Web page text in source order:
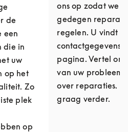
de
een
die in
uw
op het
Zo
plek
op
ons op zodat we
gedegen
regelen. U vindt
contactgegevens
pagina. Vertel
van uw probleem
over reparaties.
graag verder.